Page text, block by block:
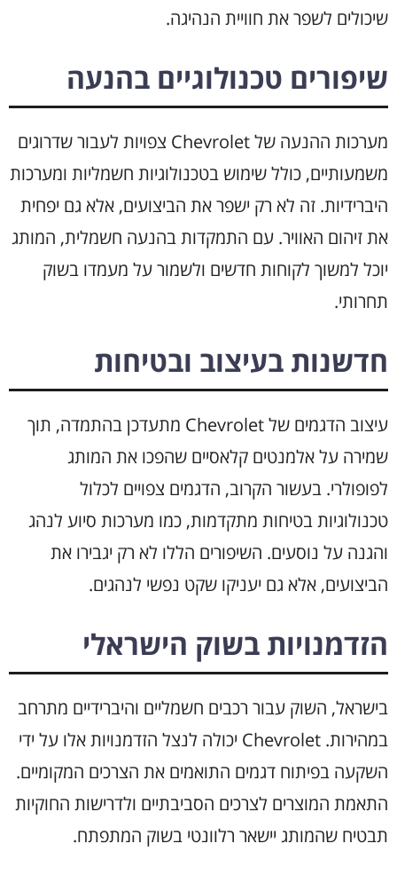
שיכולים לשפר את חוויית הנהיגה.
שיפורים טכנולוגיים בהנעה
מערכות ההנעה של Chevrolet צפויות לעבור שדרוגים
משמעותיים, כולל שימוש בטכנולוגיות חשמליות ומערכות
היברידיות. זה לא רק ישפר את הביצועים, אלא גם יפחית
את זיהום האוויר. עם התמקדות בהנעה חשמלית, המותג
יוכל למשוך לקוחות חדשים ולשמור על מעמדו בשוק
תחרותי.
חדשנות בעיצוב ובטיחות
עיצוב הדגמים של Chevrolet מתעדכן בהתמדה, תוך
שמירה על אלמנטים קלאסיים שהפכו את המותג
לפופולרי. בעשור הקרוב, הדגמים צפויים לכלול
טכנולוגיות בטיחות מתקדמות, כמו מערכות סיוע לנהג
והגנה על נוסעים. השיפורים הללו לא רק יגבירו את
הביצועים, אלא גם יעניקו שקט נפשי לנהגים.
הזדמנויות בשוק הישראלי
בישראל, השוק עבור רכבים חשמליים והיברידיים מתרחב
במהירות. Chevrolet יכולה לנצל הזדמנויות אלו על ידי
השקעה בפיתוח דגמים התואמים את הצרכים המקומיים.
התאמת המוצרים לצרכים הסביבתיים ולדרישות החוקיות
תבטיח שהמותג יישאר רלוונטי בשוק המתפתח.